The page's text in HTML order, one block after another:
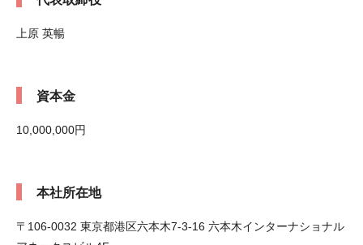
上原 英暢
資本金
10,000,000円
本社所在地
〒106-0032 東京都港区六本木7-3-16 六本木インターナショナル